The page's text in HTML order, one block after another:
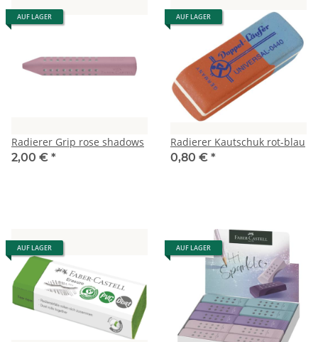
AUF LAGER
Radierer Grip rose shadows
2,00 € *
AUF LAGER
Radierer Kautschuk rot-blau
0,80 € *
AUF LAGER AUF LAGER